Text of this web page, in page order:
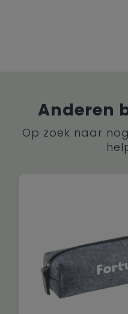
Anderen
Op zoek naar